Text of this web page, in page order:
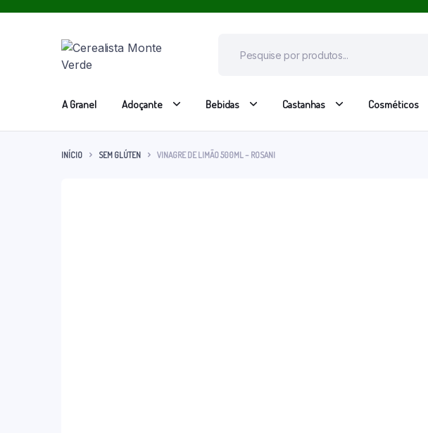
A Granel Adoçante Bebidas Castanhas Cosméticos
INÍCIO SEM GLÚTEN VINAGRE DE LIMÃO 500ML – ROSANI